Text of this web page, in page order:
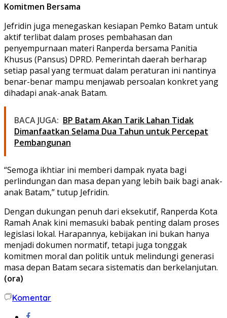
Komitmen Bersama
Jefridin juga menegaskan kesiapan Pemko Batam untuk
aktif terlibat dalam proses pembahasan dan
penyempurnaan materi Ranperda bersama Panitia
Khusus (Pansus) DPRD. Pemerintah daerah berharap
setiap pasal yang termuat dalam peraturan ini nantinya
benar-benar mampu menjawab persoalan konkret yang
dihadapi anak-anak Batam.
BACA JUGA: BP Batam Akan Tarik Lahan Tidak
Dimanfaatkan Selama Dua Tahun untuk Percepat
Pembangunan
“Semoga ikhtiar ini memberi dampak nyata bagi
perlindungan dan masa depan yang lebih baik bagi anak-
anak Batam,” tutup Jefridin.
Dengan dukungan penuh dari eksekutif, Ranperda Kota
Ramah Anak kini memasuki babak penting dalam proses
legislasi lokal. Harapannya, kebijakan ini bukan hanya
menjadi dokumen normatif, tetapi juga tonggak
komitmen moral dan politik untuk melindungi generasi
masa depan Batam secara sistematis dan berkelanjutan.
(ora)
Komentar